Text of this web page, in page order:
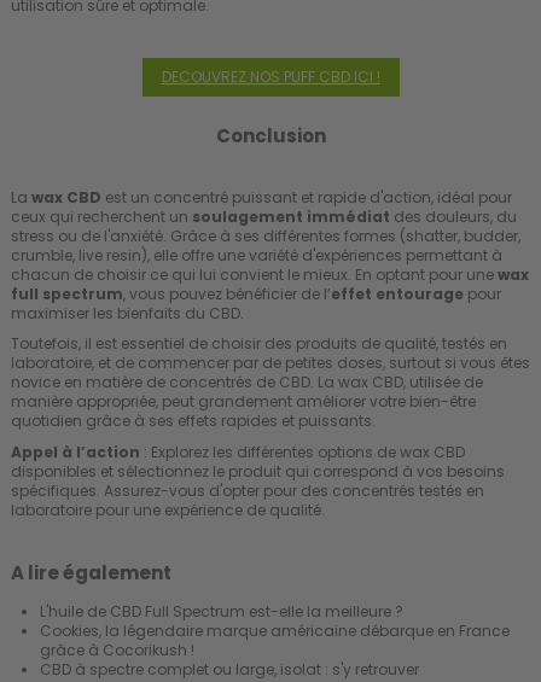
utilisation sûre et optimale.
DECOUVREZ NOS PUFF CBD ICI !
Conclusion
La wax CBD est un concentré puissant et rapide d'action, idéal pour
ceux qui recherchent un soulagement immédiat des douleurs, du
stress ou de l'anxiété. Grâce à ses différentes formes (shatter, budder,
crumble, live resin), elle offre une variété d'expériences permettant à
chacun de choisir ce qui lui convient le mieux. En optant pour unewax
full spectrum, vous pouvez bénéficier de l’effet entourage pour
maximiser les bienfaits du CBD.
Toutefois, il est essentiel de choisir des produits de qualité, testés en
laboratoire, et de commencer par de petites doses, surtout si vous êtes
novice en matière de concentrés de CBD. La wax CBD, utilisée de
manière appropriée, peut grandement améliorer votre bien-être
quotidien grâce à ses effets rapides et puissants.
Appel à l’action : Explorez les différentes options de wax CBD
disponibles et sélectionnez le produit qui correspond à vos besoins
spécifiques. Assurez-vous d'opter pour des concentrés testés en
laboratoire pour une expérience de qualité.
A lire également
L'huile de CBD Full Spectrum est-elle la meilleure ?
Cookies, la légendaire marque américaine débarque en France
grâce à Cocorikush !
CBD à spectre complet ou large, isolat : s'y retrouver